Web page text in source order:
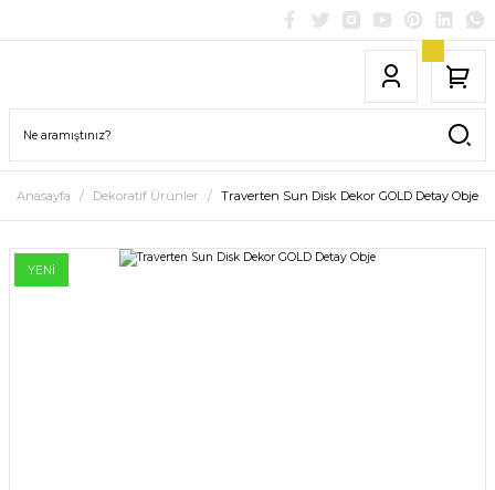
Anasayfa Dekoratif Ürünler Traverten Sun Disk Dekor GOLD Detay Obje
YENİ